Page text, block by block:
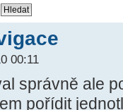
00:11
správně ale
pořídit